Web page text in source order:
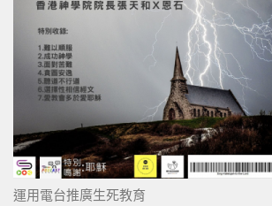
運用電台推廣生死教育